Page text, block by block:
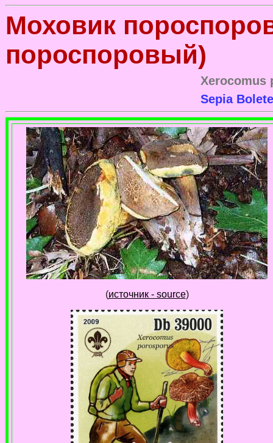
Моховик
пороспоровый)
Xerocomus
Sepia Bolete
(источник - source)